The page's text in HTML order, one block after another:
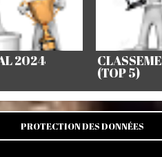
2024
(TOP 5)
PROTECTION DES DONNÉES